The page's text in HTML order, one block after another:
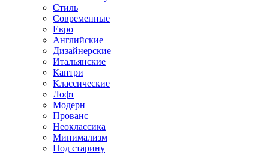
Стиль
Современные
Евро
Английские
Дизайнерские
Итальянские
Кантри
Классические
Лофт
Модерн
Прованс
Неоклассика
Минимализм
Под старину